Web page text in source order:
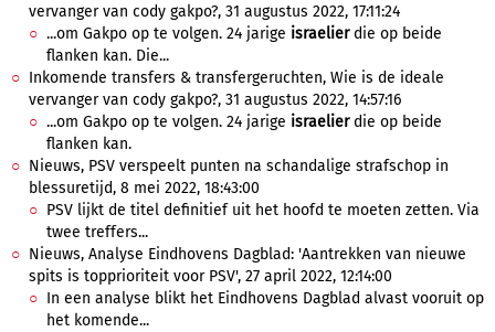
vervanger van cody gakpo?, 31 augustus 2022, 17:11:24
...om Gakpo op te volgen. 24 jarige israelierdie op beide
flanken kan. Die...
Inkomende transfers & transfergeruchten, Wie is de ideale
vervanger van cody gakpo?, 31 augustus 2022, 14:57:16
...om Gakpo op te volgen. 24 jarige israelierdie op beide
flanken kan.
Nieuws, PSV verspeelt punten na schandalige strafschop in
blessuretijd, 8 mei 2022, 18:43:00
PSV lijkt de titel definitief uit het hoofd te moeten zetten. Via
twee treffers...
Nieuws, Analyse Eindhovens Dagblad: 'Aantrekken van nieuwe
spits is topprioriteit voor PSV', 27 april 2022, 12:14:00
In een analyse blikt het Eindhovens Dagblad alvast vooruit op
het komende...